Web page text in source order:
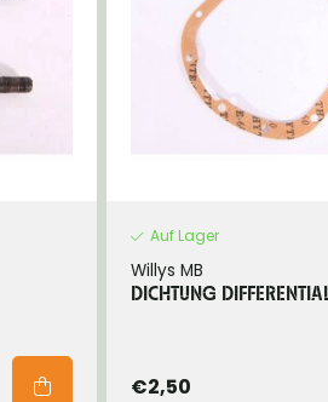
Auf Lager
Willys MB
DICHTUNG
€2,50